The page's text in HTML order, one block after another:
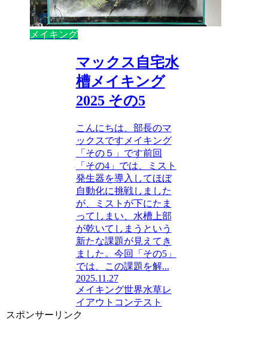
メイキング
マックス自宅水
槽メイキング
2025 その5
こんにちは、部長のマ
ックスですメイキング
「その５」です前回
「その4」では、ミスト
発生器を導入してほぼ
自動化に挑戦しました
が、ミストが下にたま
ってしまい、水槽上部
が乾いてしまうという
新たな課題が見えてき
ました。今回「その5」
では、この課題を解...
2025.11.27
メイキング世界水草レ
イアウトコンテスト
スポンサーリンク